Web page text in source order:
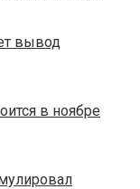
вывод
в ноябре